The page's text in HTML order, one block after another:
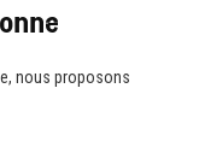
nous proposons